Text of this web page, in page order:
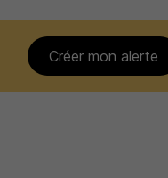
Créer mon alerte